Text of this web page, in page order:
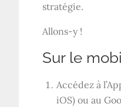
stratégie.
Allons-y !
Sur le
Accédez à
iOS) ou au